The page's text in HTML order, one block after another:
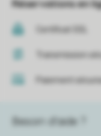
Réservations en
Certificat SSL
Transmission
Paiement
Besoin d’aide ?